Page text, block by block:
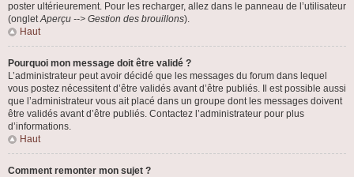
poster ultérieurement. Pour les recharger, allez dans le panneau de l’utilisateur
(ongletAperçu --> Gestion des brouillons).
Haut
Pourquoi mon message doit être validé ?
L’administrateur peut avoir décidé que les messages du forum dans lequel
vous postez nécessitent d’être validés avant d’être publiés. Il est possible aussi
que l’administrateur vous ait placé dans un groupe dont les messages doivent
être validés avant d’être publiés. Contactez l’administrateur pour plus
d’informations.
Haut
Comment remonter mon sujet ?